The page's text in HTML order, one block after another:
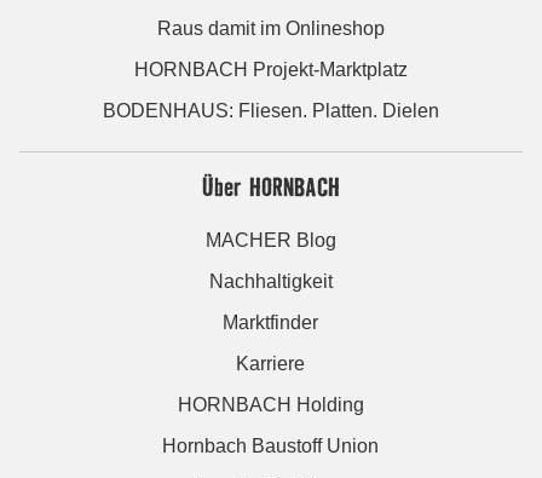
Raus damit im Onlineshop
HORNBACH Projekt-Marktplatz
BODENHAUS: Fliesen. Platten. Dielen
Über HORNBACH
MACHER Blog
Nachhaltigkeit
Marktfinder
Karriere
HORNBACH Holding
Hornbach Baustoff Union